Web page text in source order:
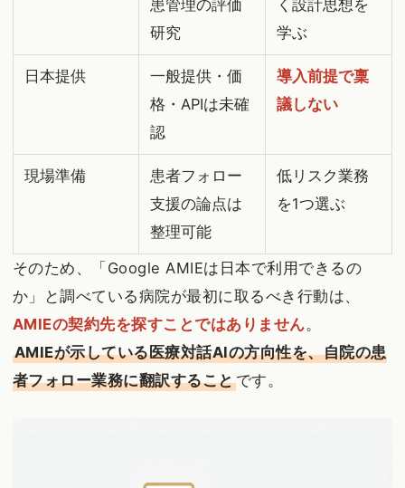
患管理の評価
研究
く設計思想を
学ぶ
日本提供
一般提供・価
格・APIは未確
認
導入前提で稟
議しない
現場準備
患者フォロー
支援の論点は
整理可能
低リスク業務
を1つ選ぶ
そのため、「Google AMIEは日本で利用できるの
か」と調べている病院が最初に取るべき行動は、
AMIEの契約先を探すことではありません。
AMIEが示している医療対話AIの方向性を、自院の患
者フォロー業務に翻訳することです。